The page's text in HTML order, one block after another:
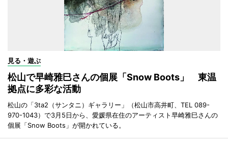
見る・遊ぶ
松山で早崎雅巳さんの個展「Snow Boots」 東温
拠点に多彩な活動
松山の「3ta2（サンタニ）ギャラリー」（松山市高井町、TEL 089-
970-1043）で3月5日から、愛媛県在住のアーティスト早崎雅巳さんの
個展「Snow Boots」が開かれている。